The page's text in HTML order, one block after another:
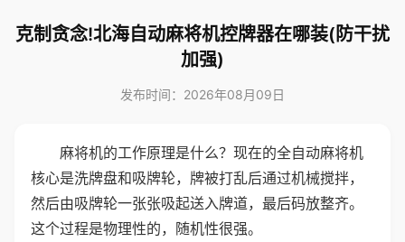
克制贪念!北海自动麻将机控牌器在哪装(防干扰
加强)
发布时间：2026年08月09日
麻将机的工作原理是什么？现在的全自动麻将机
核心是洗牌盘和吸牌轮，牌被打乱后通过机械搅拌，
然后由吸牌轮一张张吸起送入牌道，最后码放整齐。
这个过程是物理性的，随机性很强。